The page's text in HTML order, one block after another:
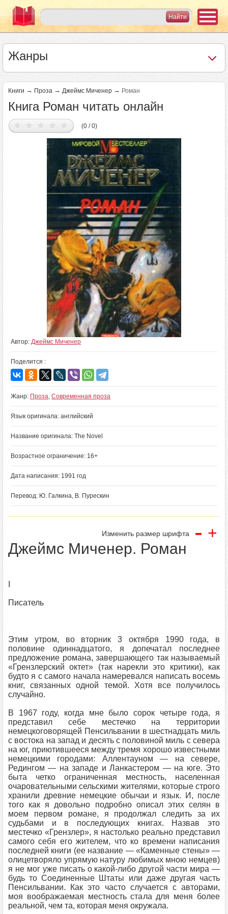
Жанры
Книги → Проза → Джеймс Миченер → Роман
Книга Роман читать онлайн
(0 / 0)
Автор: Джеймс Миченер
Поделится :
Жанр: Проза, Современная проза
Язык оригинала: английский
Название оригинала: The Novel
Возрастное ограничение: 16+
Дата написания: 1991 год
Перевод: Ю. Галкина, В. Пурескин
Изменить размер шрифта - +
Джеймс Миченер. Роман
Писатель
Этим утром, во вторник 3 октября 1990 года, в
половине одиннадцатого, я допечатал последнее
предложение романа, завершающего так называемый
«Грензлерский октет» (так нарекли это критики), как
будто я с самого начала намеревался написать восемь
книг, связанных одной темой. Хотя все получилось
случайно.
В 1967 году, когда мне было сорок четыре года, я
представил себе местечко на территории
немецкоговорящей Пенсильвании в шестнадцать миль
с востока на запад и десять с половиной миль с севера
на юг, приютившееся между тремя хорошо известными
немецкими городами: Аллентауном — на севере,
Редингом — на западе и Ланкастером — на юге. Это
быта четко ограниченная местность, населенная
очаровательными сельскими жителями, которые строго
хранили древние немецкие обычаи и язык. И, после
того как я довольно подробно описал этих селян в
моем первом романе, я продолжал следить за их
судьбами и в последующих книгах. Назвав это
местечко «Грензлер», я настолько реально представил
самого себя его жителем, что ко времени написания
последней книги (ее название — «Каменные стены» —
олицетворяло упрямую натуру любимых мною немцев)
я не мог уже писать о какой-либо другой части мира —
будь то Соединенные Штаты или даже другая часть
Пенсильвании. Как это часто случается с авторами,
моя воображаемая местность стала для меня более
реальной, чем та, которая меня окружала.